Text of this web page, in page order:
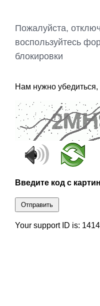
Пожалуйста,
воспользуйтесь
блокировки
Нам нужно
Введите код с
Отправить
Your support ID is: